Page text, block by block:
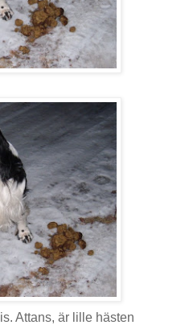
Attans, är lille hästen